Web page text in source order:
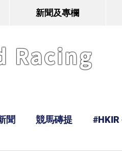
新聞及專欄
Racing
聞 競馬磚提 #HKIR